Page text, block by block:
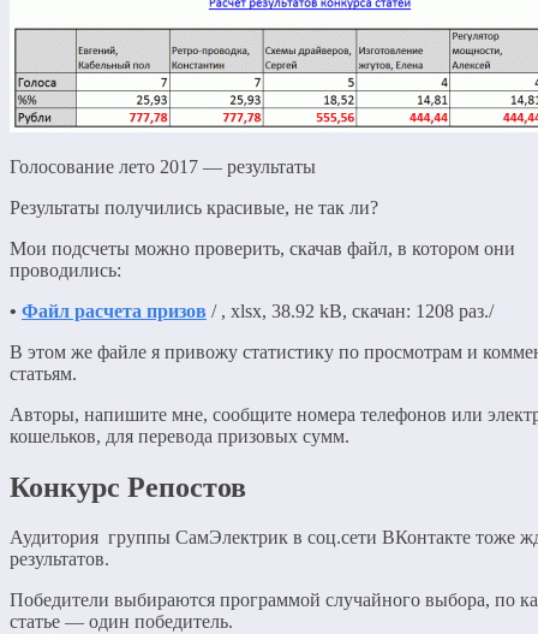
Голосование лето 2017 — результаты
Результаты получились красивые, не так ли?
Мои подсчеты можно проверить, скачав файл, в котором они
проводились:
• Файл расчета призов / , xlsx, 38.92 kB, скачан: 1208 раз./
В этом же файле я привожу статистику по просмотрам и
статьям.
Авторы, напишите мне, сообщите номера телефонов или
кошельков, для перевода призовых сумм.
Конкурс Репостов
Аудитория группы СамЭлектрик в соц.сети ВКонтакте тоже
результатов.
Победители выбираются программой случайного выбора, по
статье — один победитель.